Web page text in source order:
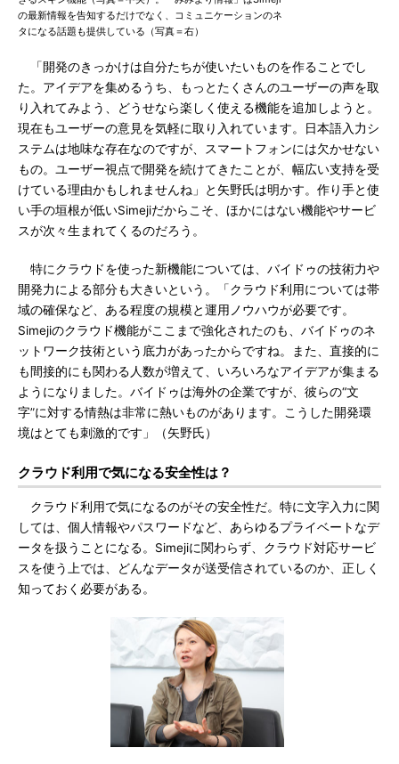
の最新情報を告知するだけでなく、コミュニケーションのネ
タになる話題も提供している（写真＝右）
「開発のきっかけは自分たちが使いたいものを作ることでし
た。アイデアを集めるうち、もっとたくさんのユーザーの声を取
り入れてみよう、どうせなら楽しく使える機能を追加しようと。
現在もユーザーの意見を気軽に取り入れています。日本語入力シ
ステムは地味な存在なのですが、スマートフォンには欠かせない
もの。ユーザー視点で開発を続けてきたことが、幅広い支持を受
けている理由かもしれませんね」と矢野氏は明かす。作り手と使
い手の垣根が低いSimejiだからこそ、ほかにはない機能やサービ
スが次々生まれてくるのだろう。
特にクラウドを使った新機能については、バイドゥの技術力や
開発力による部分も大きいという。「クラウド利用については帯
域の確保など、ある程度の規模と運用ノウハウが必要です。
Simejiのクラウド機能がここまで強化されたのも、バイドゥのネ
ットワーク技術という底力があったからですね。また、直接的に
も間接的にも関わる人数が増えて、いろいろなアイデアが集まる
ようになりました。バイドゥは海外の企業ですが、彼らの“文
字”に対する情熱は非常に熱いものがあります。こうした開発環
境はとても刺激的です」（矢野氏）
クラウド利用で気になる安全性は？
クラウド利用で気になるのがその安全性だ。特に文字入力に関
しては、個人情報やパスワードなど、あらゆるプライベートなデ
ータを扱うことになる。Simejiに関わらず、クラウド対応サービ
スを使う上では、どんなデータが送受信されているのか、正しく
知っておく必要がある。